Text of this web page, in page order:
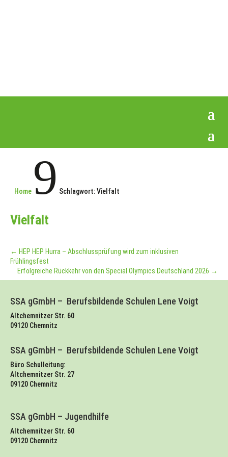
Home 9 Schlagwort: Vielfalt
Vielfalt
← HEP HEP Hurra – Abschlussprüfung wird zum inklusiven
Frühlingsfest
Erfolgreiche Rückkehr von den Special Olympics Deutschland 2026 →
SSA gGmbH – Berufsbildende Schulen Lene Voigt
Altchemnitzer Str. 60
09120 Chemnitz
SSA gGmbH – Berufsbildende Schulen Lene Voigt
Büro Schulleitung:
Altchemnitzer Str. 27
09120 Chemnitz
SSA gGmbH – Jugendhilfe
Altchemnitzer Str. 60
09120 Chemnitz